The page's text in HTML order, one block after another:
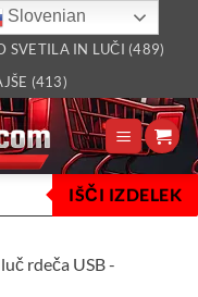
(2805)
SVETILA IN LUČI (489)
(413)
IŠČI IZDELEK
Slovenian